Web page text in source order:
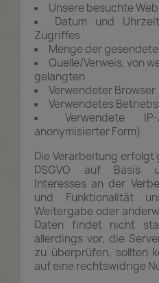
Unsere besuchte
Datum und
Zugriffes
Menge der
Quelle/Verweis, von
gelangten
Verwendeter Browser
Verwendetes
Verwendete
anonymisierter Form)
Die Verarbeitung erfolgt
DSGVO auf Basis
Interesses an der
und Funktionalität
Weitergabe oder
Daten findet nicht
allerdings vor, die
zu überprüfen, sollten
auf eine rechtswidrige